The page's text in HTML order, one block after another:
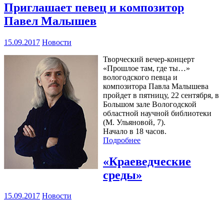
Приглашает певец и композитор
Павел Малышев
15.09.2017 Новости
Творческий вечер-концерт
«Прошлое там, где ты…»
вологодского певца и
композитора Павла Малышева
пройдет в пятницу, 22 сентября, в
Большом зале Вологодской
областной научной библиотеки
(М. Ульяновой, 7).
Начало в 18 часов.
Подробнее
«Краеведческие
среды»
15.09.2017 Новости